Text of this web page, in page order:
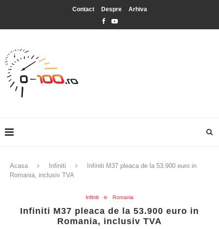
Contact Despre Arhiva
Acasa Infiniti
Infiniti M37 pleaca de la 53.900 euro in
Romania, inclusiv TVA
Infiniti Romania
Infiniti M37 pleaca de la 53.900 euro in
Romania, inclusiv TVA